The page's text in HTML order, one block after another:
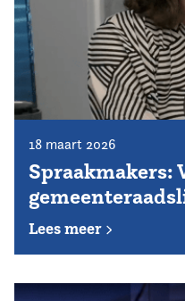
18 maart 2026
Spraakmakers:
Lees meer